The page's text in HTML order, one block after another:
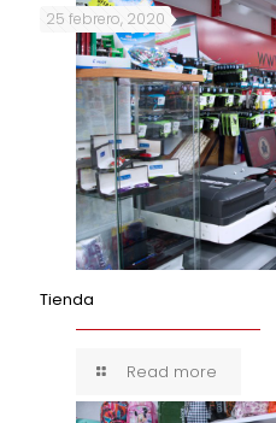
25 febrero, 2020
Tienda
Read more